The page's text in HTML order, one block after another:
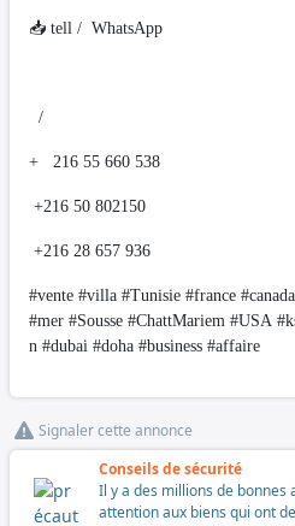
📥 tell / WhatsApp
/
+ 216 55 660 538
+216 50 802150
+216 28 657 936
#vente #villa #Tunisie #france
#mer #Sousse #ChattMariem #USA
n #dubai #doha #business #affaire
Signaler cette annonce
Conseils de sécurité
Il y a des millions de bonnes
attention aux biens qui ont